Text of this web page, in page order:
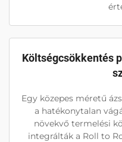
Költségcsökkentés
Egy közepes méretű
a hatékonytalan
növekvő termelési
integrálták a Roll to